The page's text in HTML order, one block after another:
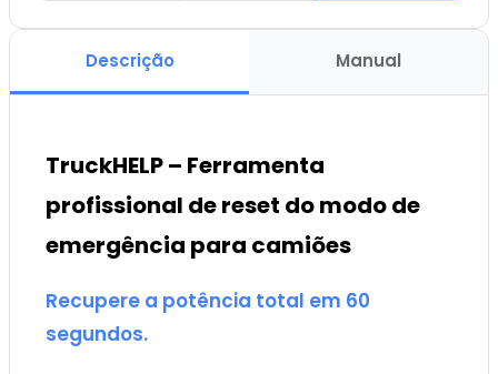
Descrição Manual
TruckHELP – Ferramenta
profissional de reset do modo de
emergência para camiões
Recupere a potência total em 60
segundos.